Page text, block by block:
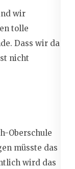
wir
tolle
Dass wir da
nicht
Oberschule
müsste das
wird das